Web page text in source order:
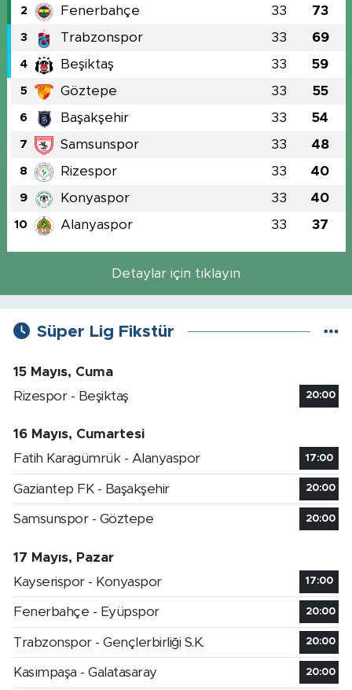
2 Fenerbahçe 33 73
3 Trabzonspor 33 69
4 Beşiktaş 33 59
5 Göztepe 33 55
6 Başakşehir 33 54
7 Samsunspor 33 48
8 Rizespor 33 40
9 Konyaspor 33 40
10 Alanyaspor 33 37
Detaylar için tıklayın
Süper Lig Fikstür
15 Mayıs, Cuma
Rizespor - Beşiktaş
20:00
16 Mayıs, Cumartesi
Fatih Karagümrük - Alanyaspor
17:00
Gaziantep FK - Başakşehir 20:00
Samsunspor - Göztepe 20:00
17 Mayıs, Pazar
Kayserispor - Konyaspor
17:00
Fenerbahçe - Eyüpspor 20:00
Trabzonspor - Gençlerbirliği S.K. 20:00
Kasımpaşa - Galatasaray 20:00